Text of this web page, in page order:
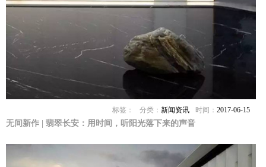
时间：2017-06-15
分类：新闻资讯
标签：
无间新作 | 翡翠长安：用时间，听阳光落下来的声音